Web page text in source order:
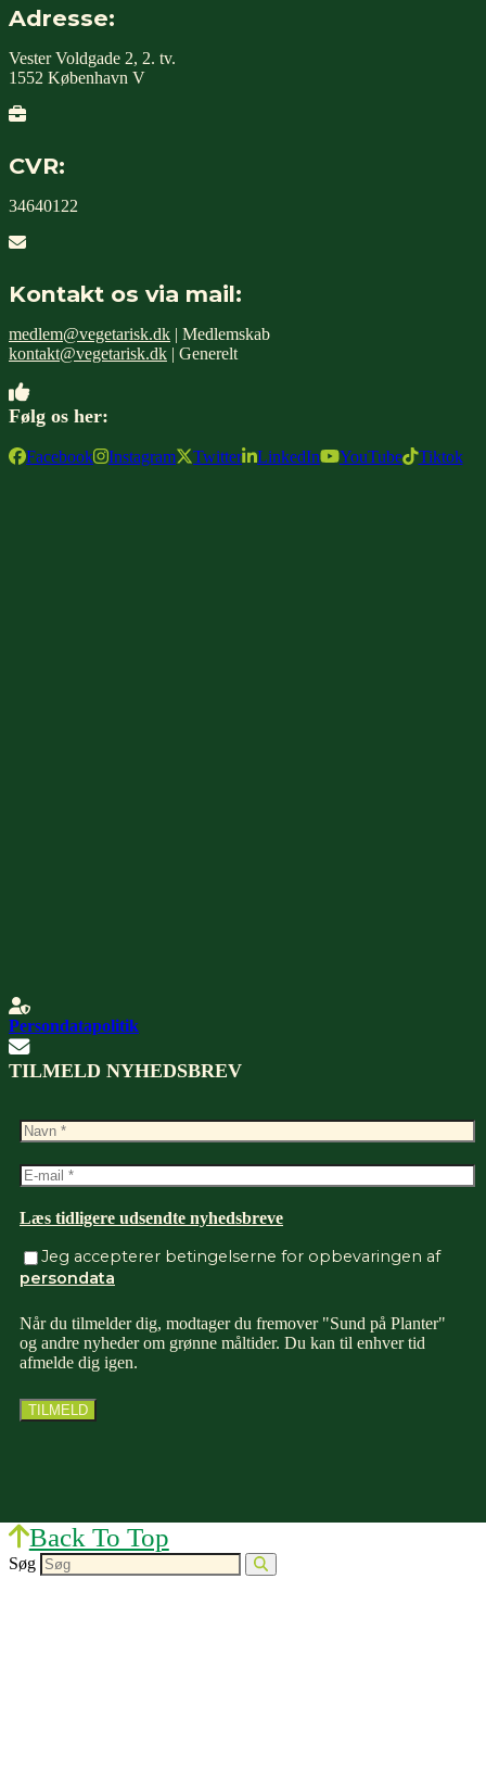
Adresse:
Vester Voldgade 2, 2. tv.
1552 København V
CVR:
34640122
Kontakt os via mail:
medlem@vegetarisk.dk | Medlemskab
kontakt@vegetarisk.dk | Generelt
Følg os her:
Facebook Instagram Twitter LinkedIn YouTube Tiktok
Persondatapolitik
TILMELD NYHEDSBREV
Læs tidligere udsendte nyhedsbreve
Jeg accepterer betingelserne for opbevaringen af
persondata
Når du tilmelder dig, modtager du fremover "Sund på Planter"
og andre nyheder om grønne måltider. Du kan til enhver tid
afmelde dig igen.
Back To Top
Søg